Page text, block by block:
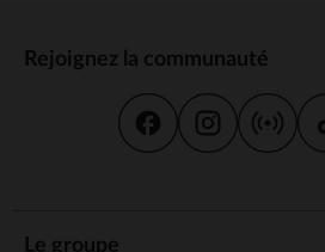
Rejoignez la communauté
Le groupe